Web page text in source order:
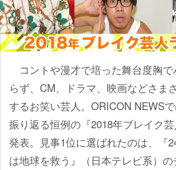
コントや漫才で培った舞台度胸
らず、CM、ドラマ、映画などさま
するお笑い芸人。ORICON NEWS
振り返る恒例の『2018年ブレイク
発表。見事1位に選ばれたのは、『
は地球を救う』（日本テレビ系）